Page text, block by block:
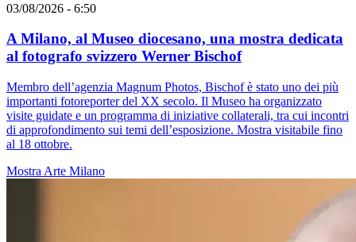
03/08/2026 - 6:50
A Milano, al Museo diocesano, una mostra dedicata
al fotografo svizzero Werner Bischof
Membro dell’agenzia Magnum Photos, Bischof è stato uno dei più
importanti fotoreporter del XX secolo. Il Museo ha organizzato
visite guidate e un programma di iniziative collaterali, tra cui incontri
di approfondimento sui temi dell’esposizione. Mostra visitabile fino
al 18 ottobre.
Mostra Arte Milano